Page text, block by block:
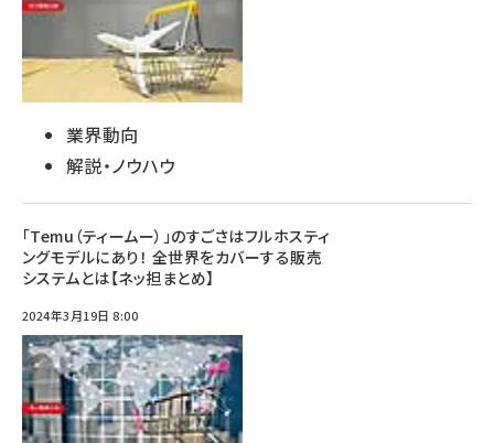
業界動向
解説・ノウハウ
「Temu（ティームー）」のすごさはフルホスティ
ングモデルにあり！ 全世界をカバーする販売
システムとは【ネッ担まとめ】
2024年3月19日 8:00